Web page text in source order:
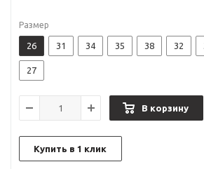
Размер
26 31 34 35 38 32
27
В корзину
Купить в 1 клик